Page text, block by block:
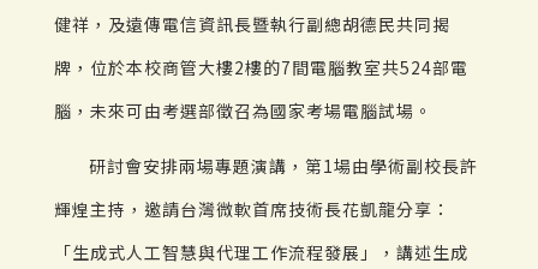
健祥，及遠傳電信資訊長暨執行副總胡德民共同揭
牌，位於本校商管大樓2樓的7間電腦教室共524部電
腦，未來可由考選部徵召為國家考場電腦試場。
研討會安排兩場專題演講，第1場由學術副校長許
輝煌主持，邀請台灣微軟首席技術長花凱龍分享：
「生成式人工智慧與代理工作流程發展」，講述生成